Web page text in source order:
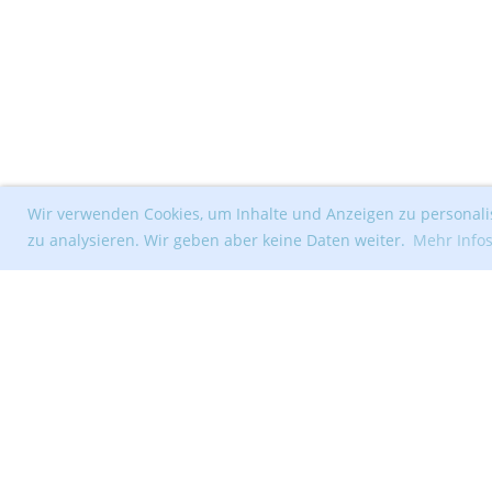
Wir verwenden Cookies, um Inhalte und Anzeigen zu
zu analysieren. Wir geben aber keine Daten weiter. Mehr Infos